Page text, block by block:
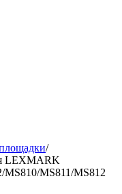
/
LEXMARK
MS811/MS812